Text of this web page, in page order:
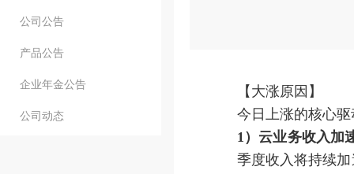
公司公告
产品公告
企业年金公告
公司动态
【大涨原因】
今日上涨的核心
1）云业务收入加
季度收入将持续